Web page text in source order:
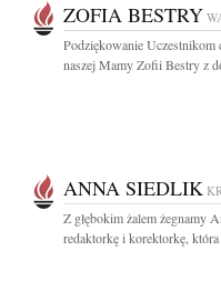
ZOFIA BESTRY
Podziękowanie Uczestnikom
naszej Mamy Zofii Bestry z
ANNA SIEDLIK
Z głębokim żalem żegnamy
redaktorkę i korektorkę, która